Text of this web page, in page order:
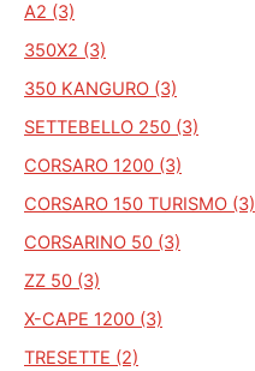
A2 (3)
350X2 (3)
350 KANGURO (3)
SETTEBELLO 250 (3)
CORSARO 1200 (3)
CORSARO 150 TURISMO (3)
CORSARINO 50 (3)
ZZ 50 (3)
X-CAPE 1200 (3)
TRESETTE (2)